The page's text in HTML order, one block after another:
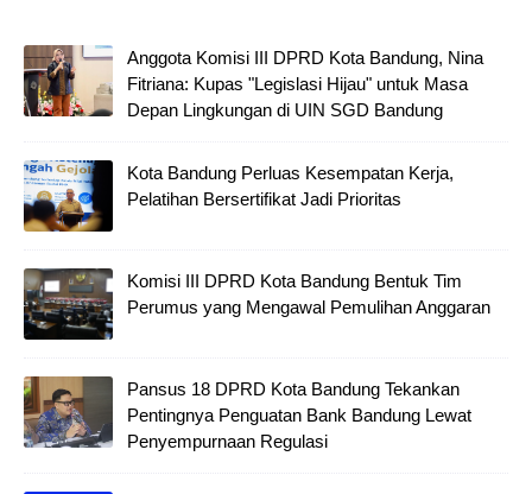
Anggota Komisi III DPRD Kota Bandung, Nina
Fitriana: Kupas "Legislasi Hijau" untuk Masa
Depan Lingkungan di UIN SGD Bandung
Kota Bandung Perluas Kesempatan Kerja,
Pelatihan Bersertifikat Jadi Prioritas
Komisi III DPRD Kota Bandung Bentuk Tim
Perumus yang Mengawal Pemulihan Anggaran
Pansus 18 DPRD Kota Bandung Tekankan
Pentingnya Penguatan Bank Bandung Lewat
Penyempurnaan Regulasi